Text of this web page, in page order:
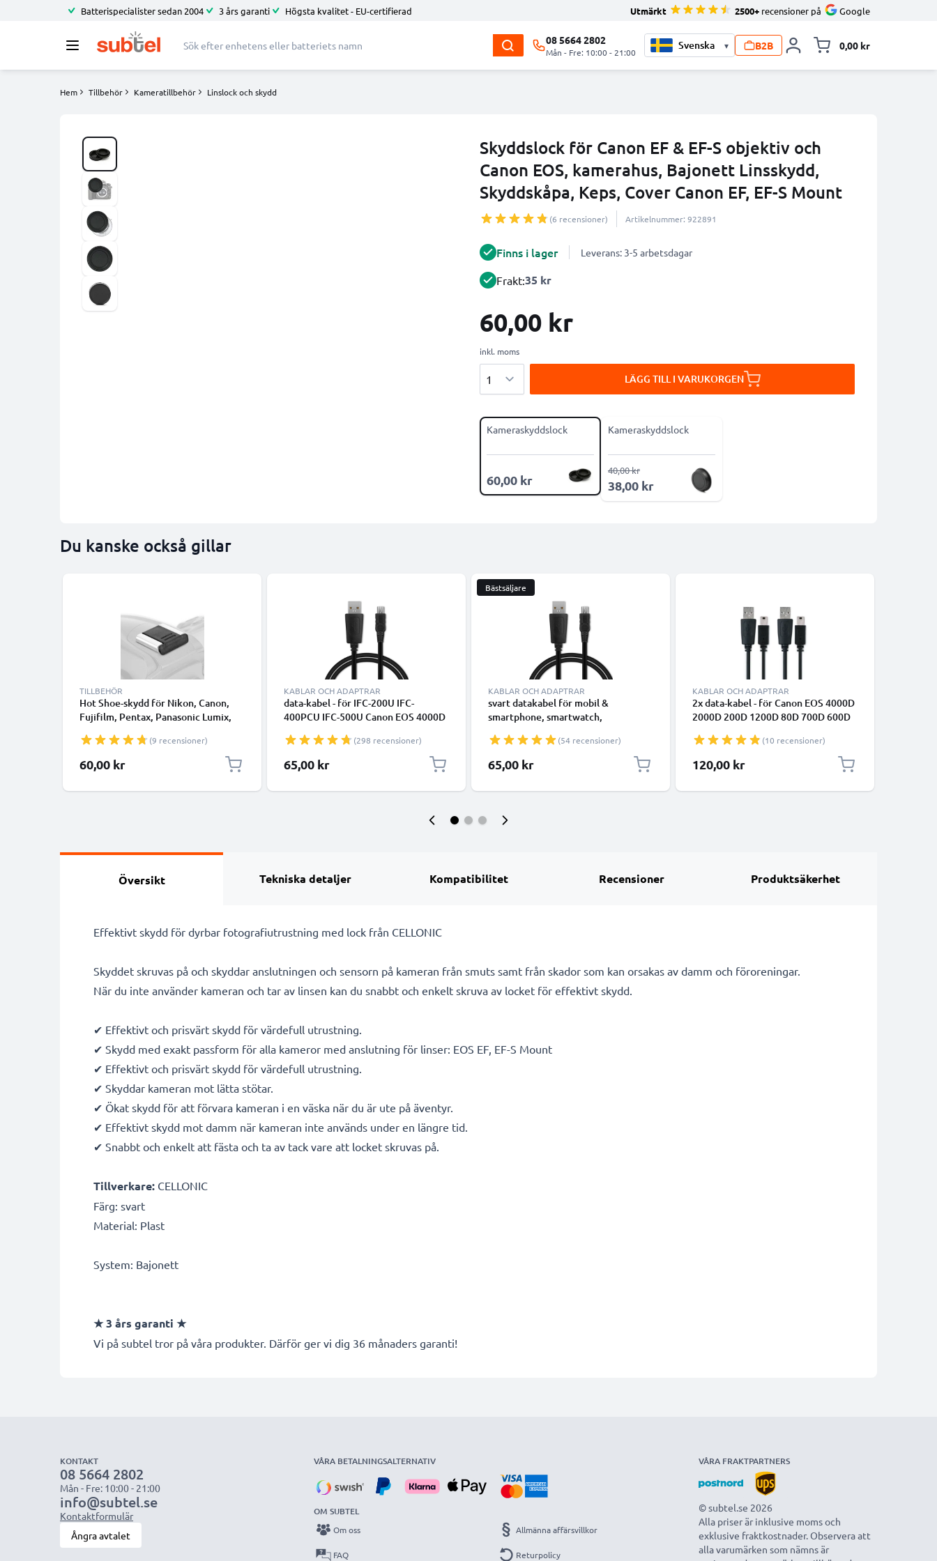
Batterispecialister sedan 2004 3 års garanti Högsta kvalitet - EU-certifierad Utmärkt 2500+ recensioner på Google
08 5664 2802
Mån - Fre: 10:00 - 21:00
▾ B2B 0,00 kr
Hem Tillbehör Kameratillbehör Linslock och skydd
Skyddslock för Canon EF & EF-S objektiv och
Canon EOS, kamerahus, Bajonett Linsskydd,
Skyddskåpa, Keps, Cover Canon EF, EF-S Mount
(6 recensioner) Artikelnummer: 922891
Finns i lager Leverans: 3-5 arbetsdagar
Frakt:35 kr
60,00 kr
inkl. moms
LÄGG TILL I VARUKORGEN
Kameraskyddslock
60,00 kr
Kameraskyddslock
38,00 kr
40,00 kr
Du kanske också gillar
TILLBEHÖR
Hot Shoe-skydd för Nikon, Canon,
Fujifilm, Pentax, Panasonic Lumix,
(9 recensioner)
60,00 kr
KABLAR OCH ADAPTRAR
data-kabel - för IFC-200U IFC-
400PCU IFC-500U Canon EOS 4000D
Mark II 5D Mark III EOS M10
PowerShot G7X SX530 IXUS 185
kamera - 1m 1A PVC Datakabel svart
(298 recensioner)
65,00 kr
Bästsäljare
KABLAR OCH ADAPTRAR
svart datakabel för mobil &
smartphone, smartwatch,
hörlurar - 1m 1A för snabb
överföring - PVC USB-sladd
(54 recensioner)
65,00 kr
KABLAR OCH ADAPTRAR
2x data-kabel - för Canon EOS 4000D
2000D 200D 1200D 80D 700D 600D
PowerShot G7X SX530 HS IXUS 185
kamera - 1m 1A PVC Datakabel svart
(10 recensioner)
120,00 kr
Översikt Tekniska detaljer Kompatibilitet Recensioner Produktsäkerhet
Effektivt skydd för dyrbar fotografiutrustning med lock från CELLONIC
Skyddet skruvas på och skyddar anslutningen och sensorn på kameran från smuts samt från skador som kan orsakas av damm och föroreningar.
När du inte använder kameran och tar av linsen kan du snabbt och enkelt skruva av locket för effektivt skydd.
✔ Effektivt och prisvärt skydd för värdefull utrustning.
✔ Skydd med exakt passform för alla kameror med anslutning för linser: EOS EF, EF-S Mount
✔ Effektivt och prisvärt skydd för värdefull utrustning.
✔ Skyddar kameran mot lätta stötar.
✔ Ökat skydd för att förvara kameran i en väska när du är ute på äventyr.
✔ Effektivt skydd mot damm när kameran inte används under en längre tid.
✔ Snabbt och enkelt att fästa och ta av tack vare att locket skruvas på.
Tillverkare: CELLONIC
Färg: svart
Material: Plast
System: Bajonett
★ 3 års garanti ★
Vi på subtel tror på våra produkter. Därför ger vi dig 36 månaders garanti!
KONTAKT
08 5664 2802
Mån - Fre: 10:00 - 21:00
info@subtel.se
Kontaktformulär
Ångra avtalet
VÅRA BETALNINGSALTERNATIV
OM SUBTEL
Om oss
FAQ
Allmänna affärsvillkor
Returpolicy
VÅRA FRAKTPARTNERS
© subtel.se 2026
Alla priser är inklusive moms och
exklusive fraktkostnader. Observera att
alla varumärken som nämns är